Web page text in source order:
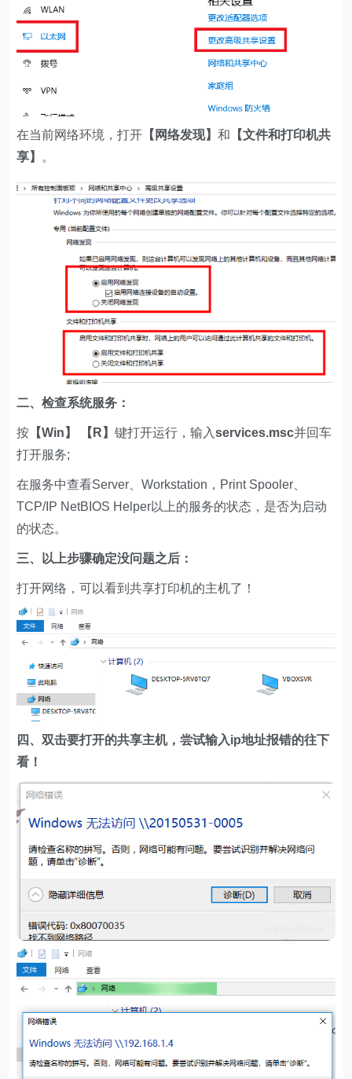
在当前网络环境，打开 【网络发现】和 【文件和打印机共
享】
。
二、检查系统服务：
按 【Win】 【R】键打开运行，输入services.msc并回车
打开服务;
在服务中查看Server、Workstation，Print Spooler、
TCP/IP NetBIOS Helper以上的服务的状态，是否为启动
的状态。
三、以上步骤确定没问题之后：
打开网络，可以看到共享打印机的主机了！
四、双击要打开的共享主机，尝试输入ip地址报错的往下
看！